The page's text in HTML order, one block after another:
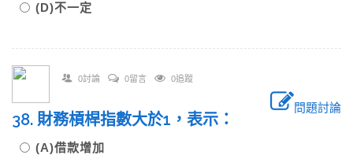
(D)不一定
0討論 0留言 0追蹤
問題討論
38. 財務槓桿指數大於1，表示：
(A)借款增加